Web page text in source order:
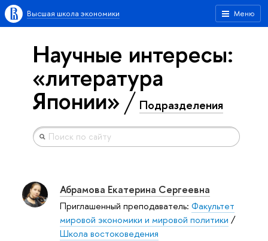
Меню
Высшая школа экономики
Научные интересы:
«литература
Японии» Подразделения
Абрамова Екатерина Сергеевна
Приглашенный преподаватель: Факультет
мировой экономики и мировой политики /
Школа востоковедения